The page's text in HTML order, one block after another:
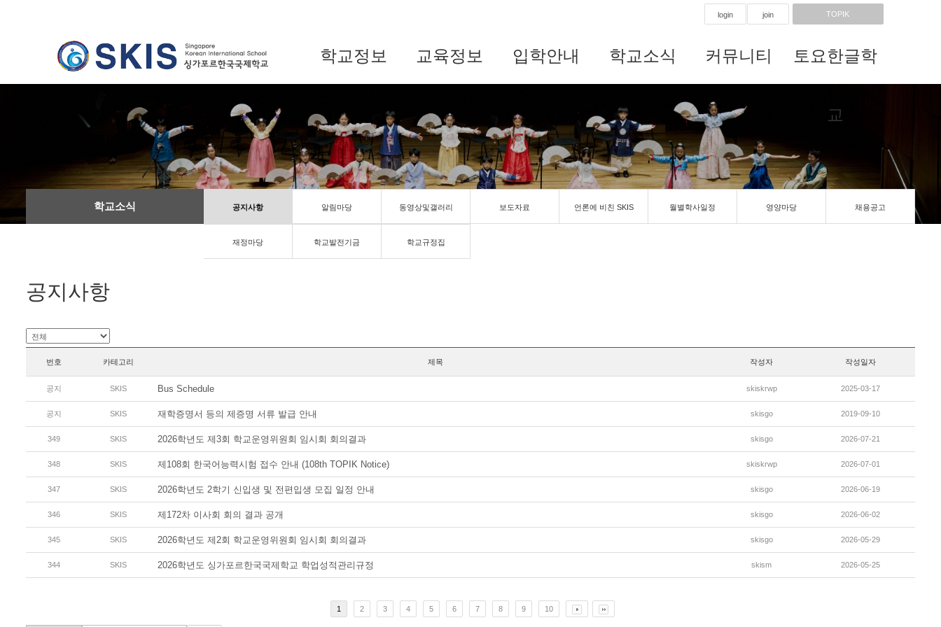
login join TOPIK
학교정보 교육정보 입학안내 학교소식 커뮤니티 토요한글학
교
학교소식 공지사항 알림마당 동영상및갤러리 보도자료 언론에 비친 SKIS 월별학사일정 영양마당 채용공고
재정마당 학교발전기금 학교규정집
공지사항
번호 카테고리 제목 작성자 작성일자
공지 SKIS Bus Schedule skiskrwp 2025-03-17
공지 SKIS 재학증명서 등의 제증명 서류 발급 안내 skisgo 2019-09-10
349 SKIS 2026학년도 제3회 학교운영위원회 임시회 회의결과 skisgo 2026-07-21
348 SKIS 제108회 한국어능력시험 접수 안내 (108th TOPIK Notice) skiskrwp 2026-07-01
347 SKIS 2026학년도 2학기 신입생 및 전편입생 모집 일정 안내 skisgo 2026-06-19
346 SKIS 제172차 이사회 회의 결과 공개 skisgo 2026-06-02
345 SKIS 2026학년도 제2회 학교운영위원회 임시회 회의결과 skisgo 2026-05-29
344 SKIS 2026학년도 싱가포르한국국제학교 학업성적관리규정 skism 2026-05-25
1 2 3 4 5 6 7 8 9 10